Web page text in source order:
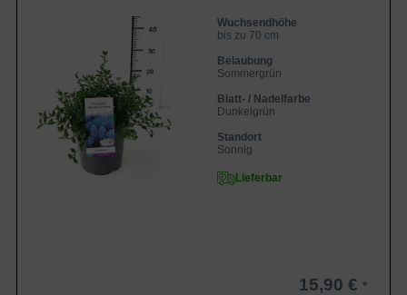
bis zu 70 cm
Sommergrün, sehr klein, eiförmig,
gesägter Rand, dunkelgrün, 1 bis 3 cm
lang
Frucht
Unscheinbar
Blüte
Intensiv blaue Blüten in bis zu 8 cm
langen aufrechten Rispen
Blütezeit
Juni bis September
Rinde
(Kriechende Säckelblume) ist ein Strauch,
Wuchsendhöhe
bis zu 70 cm
Belaubung
Sommergrün
Blatt- / Nadelfarbe
Dunkelgrün
Standort
Sonnig
Lieferbar
15,90 €